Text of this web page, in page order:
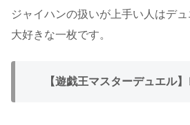
ジャイハンの扱いが上手い人はデ
大好きな一枚です。
【遊戯王マスターデュエル